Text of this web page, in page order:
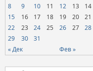
« Дек Фев »
8
9 10 11 12 13
14
15
16 17 18 19 20
21
22
23 24 25 26 27
28
29
30 31